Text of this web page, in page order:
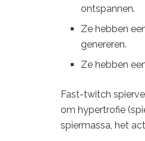
ontspannen.
Ze hebben
genereren.
Ze hebben
Fast-twitch
om hypertrofie
spiermassa, het